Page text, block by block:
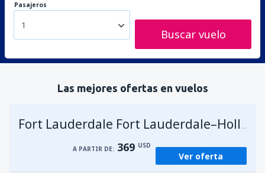
Pasajeros
1
Buscar vuelo
Las mejores ofertas en vuelos
Fort Lauderdale Fort Lauderdale–Hollywood Intl Airport
A PARTIR DE: 369 USD
Ver oferta